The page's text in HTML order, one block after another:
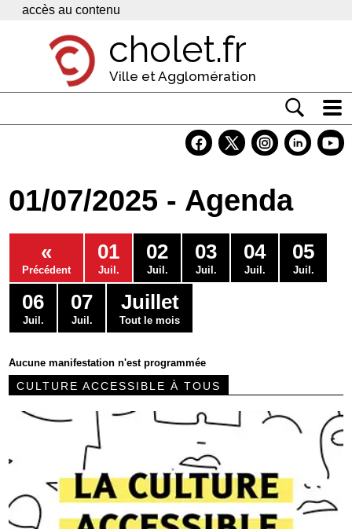
Panneau de gestion des cookies
accès au contenu
cholet.fr
Ville et Agglomération
Economie
Services
Contacts
01/07/2025 - Agenda
«
Précédent
01
Juil.
02
Juil.
03
Juil.
04
Juil.
05
Juil.
06
Juil.
07
Juil.
Juillet
Tout le mois
Aucune manifestation n'est programmée
CULTURE ACCESSIBLE À TOUS